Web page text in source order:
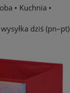
• Kuchnia •
dziś (pn–pt)